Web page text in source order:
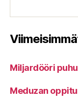
Miljardööri
Meduzan